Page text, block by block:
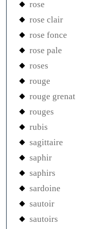
rose
rose clair
rose fonce
rose pale
roses
rouge
rouge grenat
rouges
rubis
sagittaire
saphir
saphirs
sardoine
sautoir
sautoirs